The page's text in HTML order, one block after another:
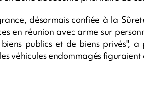
désormais confiée à la
en réunion avec arme sur
publics et de biens privés", a
véhicules endommagés figuraient